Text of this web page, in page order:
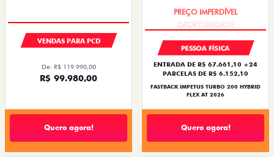
VENDAS PARA PCD
De: R$ 119.990,00
R$ 99.980,00
Quero agora!
PESSOA FÍSICA
ENTRADA DE R$ 67.661,10 +24
PARCELAS DE R$ 6.152,10
FASTBACK IMPETUS TURBO 200 HYBRID
FLEX AT 2026
Quero agora!